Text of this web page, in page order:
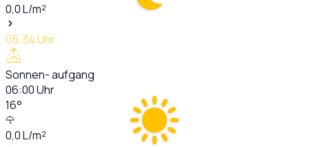
0,0L/m²
05:34Uhr
Sonnen- aufgang
06:00Uhr
16°
0,0L/m²